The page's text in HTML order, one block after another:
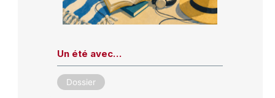
Un été avec…
Dossier